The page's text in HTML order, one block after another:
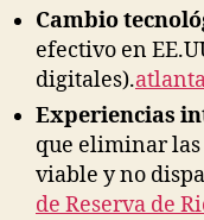
Cambio
efectivo en
digitales).
Experiencias
que eliminar las
viable y no
de Reserva de